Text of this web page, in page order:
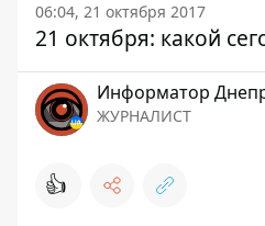
06:04, 21 октября 2017
21 октября: какой
Информатор
ЖУРНАЛИСТ
👍